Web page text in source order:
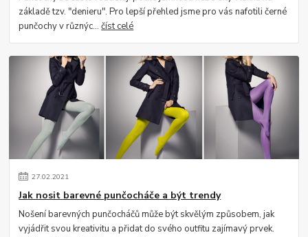
základě tzv. "denieru". Pro lepší přehled jsme pro vás nafotili černé
punčochy v různýc...číst celé
27.02.2021
Jak nosit barevné punčocháče a být trendy
Nošení barevných punčocháčů může být skvělým způsobem, jak
vyjádřit svou kreativitu a přidat do svého outfitu zajímavý prvek.